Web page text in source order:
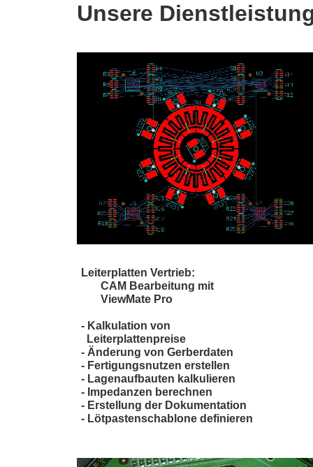
Unsere
Leiterplatten Vertrieb:
CAM Bearbeitung mit
ViewMate Pro
- Kalkulation von
Leiterplattenpreise
- Änderung von Gerberdaten
- Fertigungsnutzen erstellen
- Lagenaufbauten kalkulieren
- Impedanzen berechnen
- Erstellung der Dokumentation
- Lötpastenschablone definieren